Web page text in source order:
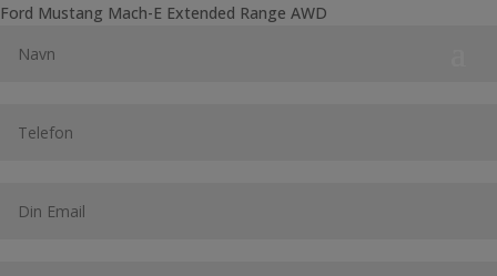
Ford Mustang Mach-E Extended Range AWD